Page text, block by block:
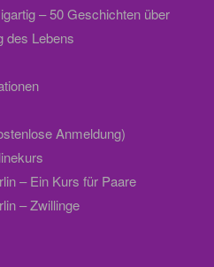
– 50 Geschichten über
des Lebens
Anmeldung)
– Ein Kurs für Paare
– Zwillinge